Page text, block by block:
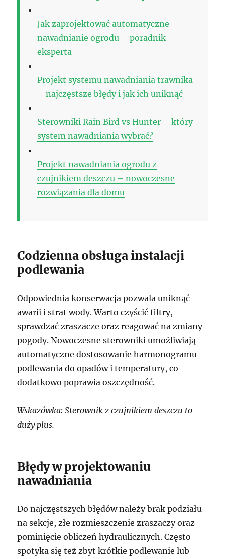
Jak zaprojektować automatyczne
nawadnianie ogrodu – poradnik
eksperta
Projekt systemu nawadniania trawnika
– najczęstsze błędy i jak ich uniknąć
Sterowniki Rain Bird vs Hunter – który
system nawadniania wybrać?
Projekt nawadniania ogrodu z
czujnikiem deszczu – nowoczesne
rozwiązania dla domu
Codzienna obsługa instalacji
podlewania
Odpowiednia konserwacja pozwala uniknąć
awarii i strat wody. Warto czyścić filtry,
sprawdzać zraszacze oraz reagować na zmiany
pogody. Nowoczesne sterowniki umożliwiają
automatyczne dostosowanie harmonogramu
podlewania do opadów i temperatury, co
dodatkowo poprawia oszczędność.
Wskazówka: Sterownik z czujnikiem deszczu to
duży plus.
Błędy w projektowaniu
nawadniania
Do najczęstszych błędów należy brak podziału
na sekcje, złe rozmieszczenie zraszaczy oraz
pominięcie obliczeń hydraulicznych. Często
spotyka się też zbyt krótkie podlewanie lub